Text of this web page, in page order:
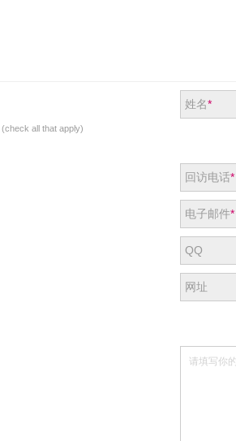
all that apply)
姓名*
回访电话*
电子邮件*
QQ
网址